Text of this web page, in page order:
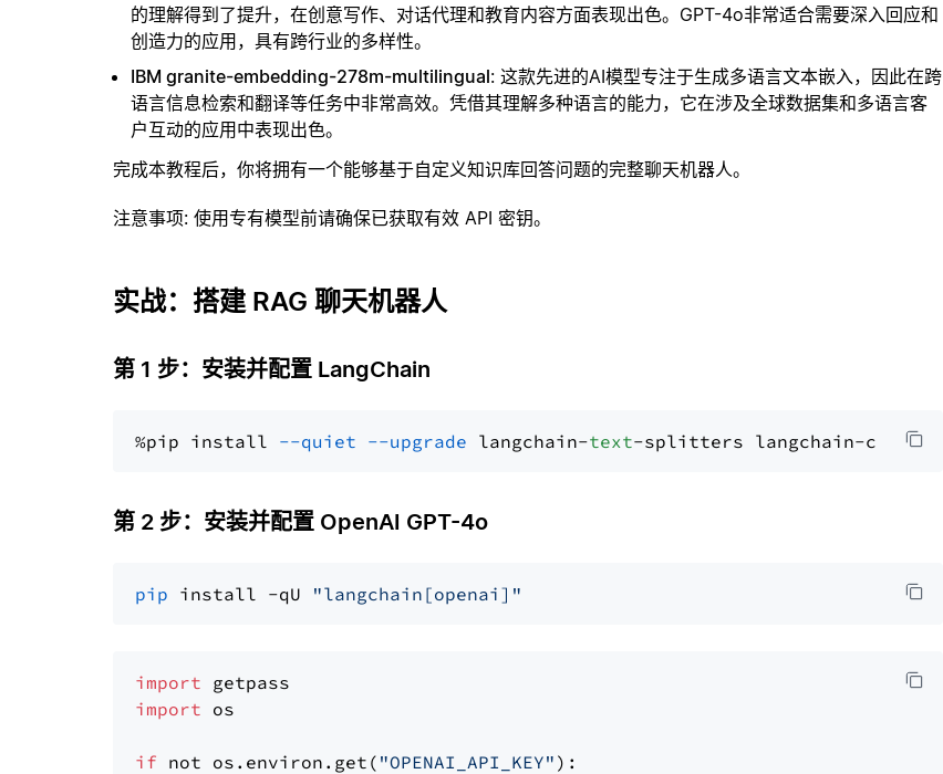
的理解得到了提升，在创意写作、对话代理和教育内容方面表现出色。GPT-4o非常适合需要深入回应和
创造力的应用，具有跨行业的多样性。
IBM granite-embedding-278m-multilingual: 这款先进的AI模型专注于生成多语言文本嵌入，因此在跨
语言信息检索和翻译等任务中非常高效。凭借其理解多种语言的能力，它在涉及全球数据集和多语言客
户互动的应用中表现出色。
完成本教程后，你将拥有一个能够基于自定义知识库回答问题的完整聊天机器人。
注意事项: 使用专有模型前请确保已获取有效 API 密钥。
实战：搭建 RAG 聊天机器人
第 1 步：安装并配置 LangChain
%pip install --quiet --upgrade langchain-text
第 2 步：安装并配置 OpenAI GPT-4o
pip install -qU "langchain[openai]"
import
import os
if not os.environ.get( "OPENAI_API_KEY" ):